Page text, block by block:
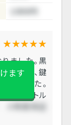
1000円
★★★★★
ました。黒
遣でも、鍵
来ました。
もレストル
４時間保証
ます